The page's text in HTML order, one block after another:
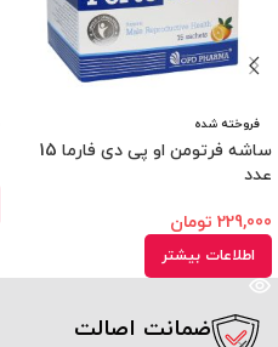
فروخته شده
ساشه فرتومن او پی دی فارما 15
عدد
229,000 تومان
اطلاعات بیشتر
ضمانت اصالت